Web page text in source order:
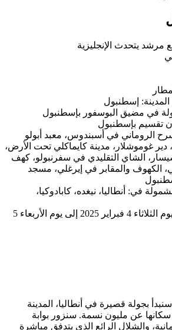
مرشد يتحدث الإنجليزية
إسطنبول
في مضيق البوسفور بإسطنبول
تقسيم بإسطنبول
الروماني في أسبندوس، معبد أبولو
دير غوموشلار، مدينة كايماكلي تحت الأرض،
الشاي التقليدي في سفرنبولو، كهف
الكهوف والمقابر في إيرغلي، مسجد
في: أنطاليا، نيغده، كابادوكيا،
ليلة إضافية: من يوم الثلاثاء 4 فبراير 2025 إلى يوم الأربعاء 5
بجولة قصيرة في أنطاليا، المدينة
سكانها عن مليون نسمة. سنزور بوابة
والشلال الرائع الذي يتدفق مباشرة